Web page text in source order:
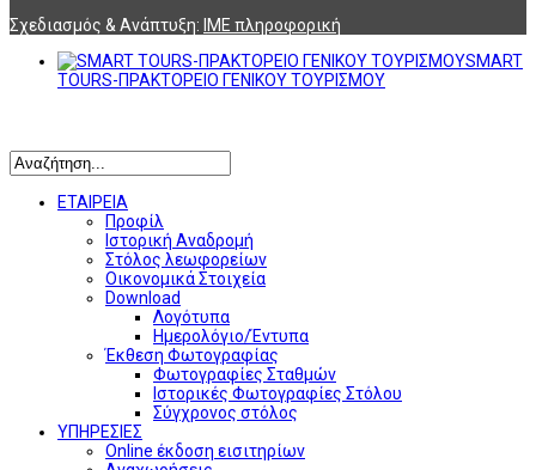
Σχεδιασμός & Ανάπτυξη: ΙΜΕ πληροφορική
SMART
TOURS-ΠΡΑΚΤΟΡΕΙΟ ΓΕΝΙΚΟΥ ΤΟΥΡΙΣΜΟΥ
ΕΤΑΙΡΕΙΑ
Προφίλ
Ιστορική Αναδρομή
Στόλος λεωφορείων
Οικονομικά Στοιχεία
Download
Λογότυπα
Ημερολόγιο/Έντυπα
Έκθεση Φωτογραφίας
Φωτογραφίες Σταθμών
Ιστορικές Φωτογραφίες Στόλου
Σύγχρονος στόλος
ΥΠΗΡΕΣΙΕΣ
Online έκδοση εισιτηρίων